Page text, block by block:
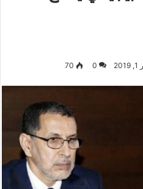
0
70